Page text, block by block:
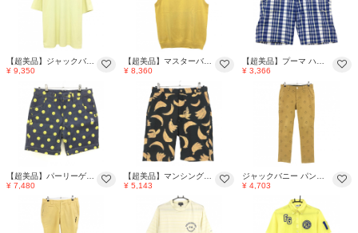
【超美品】ジャックバニー 半袖ポロシャツ イエロー×グリーン 背面ラビット メンズ 5(L) ゴルフウェア 2025年モデル Jack Bunny
¥ 9,350
【超美品】マスターバニー ニットベスト マスタードイエロー コットン100％ メンズ 6(XL) ゴルフウェア MASTER BUNNY EDITION
¥ 8,360
【超美品】プーマ ハーフパンツ ブルー×白×ライトイエロー チェック メンズ 79 ゴルフウェア PUMA
¥ 3,366
【超美品】パーリーゲイツ ハーフパンツ 黒×イエロー デニム ニコちゃん総柄 スマイル メンズ 5(L) ゴルフウェア PEARLY GATES
¥ 7,480
【超美品】マンシングウェア ハーフパンツ 黒×オレンジイエロー バナナ柄 後ろウエストゴム メンズ M ゴルフウェア Munsingwear
¥ 5,143
ジャックバニー パンツ イエロー系×ダークグレー 総柄 バックロゴ メンズ 4(M) ゴルフウェア Jack Bunny
¥ 4,703